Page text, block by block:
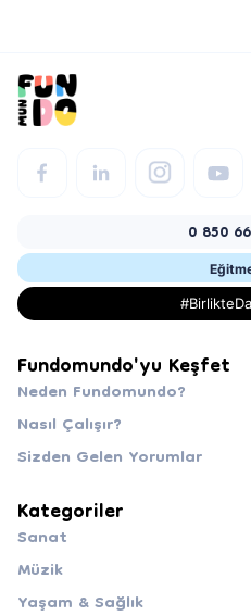
0 850
Fundomundo'yu Keşfet
Neden Fundomundo?
Nasıl Çalışır?
Sizden Gelen Yorumlar
Kategoriler
Sanat
Müzik
Yaşam & Sağlık